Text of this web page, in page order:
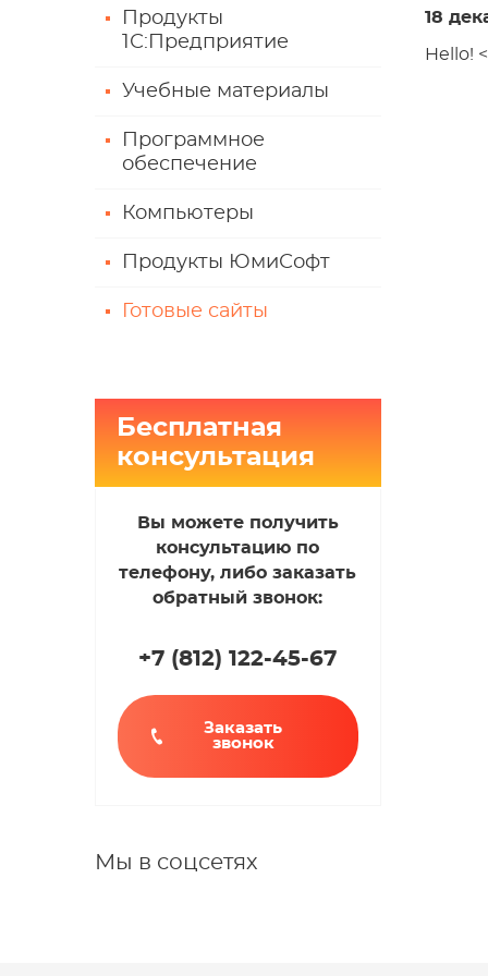
Продукты
1С:Предприятие
Учебные материалы
Программное
обеспечение
Компьютеры
Продукты ЮмиСофт
Готовые сайты
Бесплатная
консультация
Вы можете получить
консультацию по
телефону, либо заказать
обратный звонок:
+7 (812)122-45-67
Заказать
звонок
Мы в соцсетях
18
Hello!